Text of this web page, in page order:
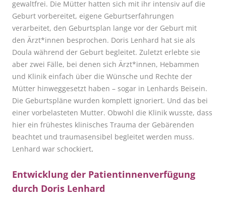
gewaltfrei. Die Mütter hatten sich mit ihr intensiv auf die
Geburt vorbereitet, eigene Geburtserfahrungen
verarbeitet, den Geburtsplan lange vor der Geburt mit
den Ärzt*innen besprochen. Doris Lenhard hat sie als
Doula während der Geburt begleitet. Zuletzt erlebte sie
aber zwei Fälle, bei denen sich Ärzt*innen, Hebammen
und Klinik einfach über die Wünsche und Rechte der
Mütter hinweggesetzt haben – sogar in Lenhards Beisein.
Die Geburtspläne wurden komplett ignoriert. Und das bei
einer vorbelasteten Mutter. Obwohl die Klinik wusste, dass
hier ein frühestes klinisches Trauma der Gebärenden
beachtet und traumasensibel begleitet werden muss.
Lenhard war schockiert.
Entwicklung der Patientinnenverfügung
durch Doris Lenhard